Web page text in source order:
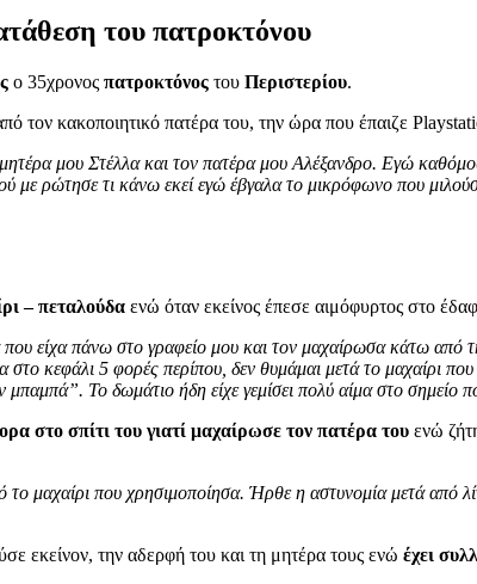
του πατροκτόνου
ο 35χρονος πατροκτόνος του Περιστερίου.
τον κακοποιητικό πατέρα του, την ώρα που έπαιζε
μου Στέλλα και τον πατέρα μου Αλέξανδρο. Εγώ
ρώτησε τι κάνω εκεί εγώ έβγαλα το μικρόφωνο που
– πεταλούδα ενώ όταν εκείνος έπεσε αιμόφυρτος στο
είχα πάνω στο γραφείο μου και τον μαχαίρωσα κάτω από
κεφάλι 5 φορές περίπου, δεν θυμάμαι μετά το μαχαίρι
Το δωμάτιο ήδη είχε γεμίσει πολύ αίμα στο σημείο
στο σπίτι του γιατί μαχαίρωσε τον πατέρα του ενώ
μαχαίρι που χρησιμοποίησα. Ήρθε η αστυνομία μετά από
εκείνον, την αδερφή του και τη μητέρα τους ενώ έχει